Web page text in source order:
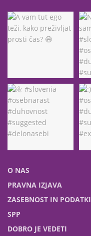
O NAS
PRAVNA IZJAVA
ZASEBNOST IN PODATKI
SPP
DOBRO JE VEDETI